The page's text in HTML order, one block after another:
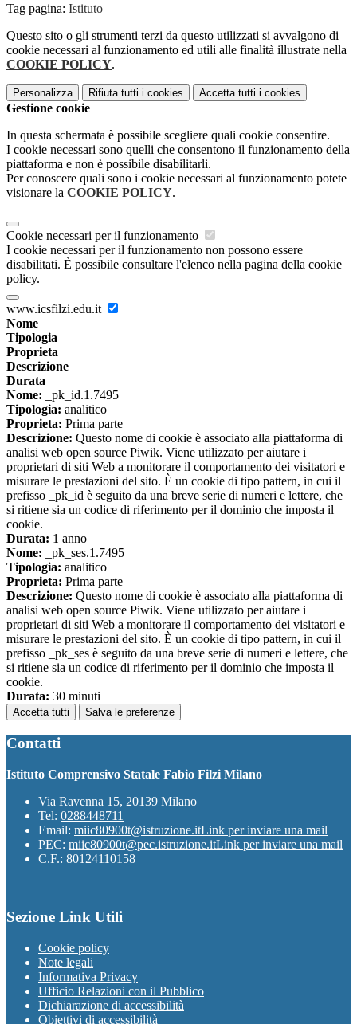
Tag pagina: Istituto
Questo sito o gli strumenti terzi da questo utilizzati si avvalgono di
cookie necessari al funzionamento ed utili alle finalità illustrate nella
COOKIE POLICY.
Personalizza Rifiuta tutti i cookies Accetta tutti i cookies
Gestione cookie
In questa schermata è possibile scegliere quali cookie consentire.
I cookie necessari sono quelli che consentono il funzionamento della
piattaforma e non è possibile disabilitarli.
Per conoscere quali sono i cookie necessari al funzionamento potete
visionare la COOKIE POLICY.
Cookie necessari per il funzionamento
I cookie necessari per il funzionamento non possono essere
disabilitati. È possibile consultare l'elenco nella pagina della cookie
policy.
www.icsfilzi.edu.it
Nome
Tipologia
Proprieta
Descrizione
Durata
Nome: _pk_id.1.7495
Tipologia: analitico
Proprieta: Prima parte
Descrizione: Questo nome di cookie è associato alla piattaforma di
analisi web open source Piwik. Viene utilizzato per aiutare i
proprietari di siti Web a monitorare il comportamento dei visitatori e
misurare le prestazioni del sito. È un cookie di tipo pattern, in cui il
prefisso _pk_id è seguito da una breve serie di numeri e lettere, che
si ritiene sia un codice di riferimento per il dominio che imposta il
cookie.
Durata: 1 anno
Nome: _pk_ses.1.7495
Tipologia: analitico
Proprieta: Prima parte
Descrizione: Questo nome di cookie è associato alla piattaforma di
analisi web open source Piwik. Viene utilizzato per aiutare i
proprietari di siti Web a monitorare il comportamento dei visitatori e
misurare le prestazioni del sito. È un cookie di tipo pattern, in cui il
prefisso _pk_ses è seguito da una breve serie di numeri e lettere, che
si ritiene sia un codice di riferimento per il dominio che imposta il
cookie.
Durata: 30 minuti
Accetta tutti Salva le preferenze
Contatti
Istituto Comprensivo Statale Fabio Filzi Milano
Via Ravenna 15, 20139 Milano
Tel: 0288448711
Email: miic80900t@istruzione.itLink per inviare una mail
PEC: miic80900t@pec.istruzione.itLink per inviare una mail
C.F.: 80124110158
Sezione Link Utili
Cookie policy
Note legali
Informativa Privacy
Ufficio Relazioni con il Pubblico
Dichiarazione di accessibilità
Obiettivi di accessibilità